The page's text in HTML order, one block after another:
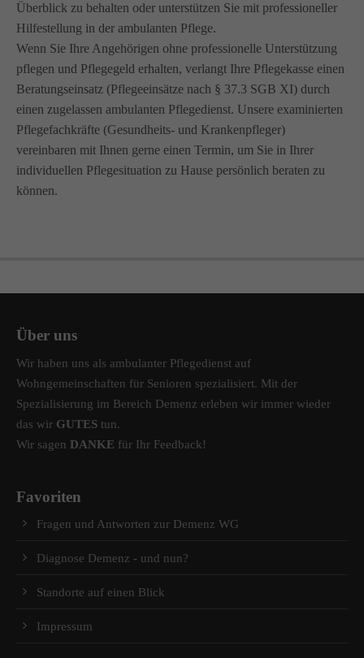
02365 955 88 88
Schreiben Sie uns per Email
info@amicus-pflege.de
Überblick zu behalten oder unterstützen Sie mit professioneller
Hilfestellung in der ambulanten Pflege.
Wenn Sie Ihre Angehörigen ohne professionelle Unterstützung
pflegen und Pflegegeld erhalten, verlangt Ihre Pflegekasse einen
Beratungseinsatz (Pflegeeinsätze nach § 37.3 SGB XI) durch
einen zugelassen ambulanten Pflegedienst. Unsere examinierten
Pflegefachkräfte (Gesundheits- und Krankenpfleger)
vereinbaren mit Ihnen gerne einen Termin, um Sie in Ihrer
individuellen Pflegesituation zu Hause persönlich beraten zu
können.
Über uns
Wir haben uns als ambulanter Pflegedienst auf
Wohngemeinschaften für Senioren spezialisiert. Mit der
Spezialisierung im Bereich Demenz erleben wir immer wieder
das wir GUTES tun.
Wir sagen DANKE für Ihr Feedback!
Favoriten
Fragen und Antworten zur Demenz WG
Diagnose Demenz - und nun?
Standorte auf einen Blick
Impressum